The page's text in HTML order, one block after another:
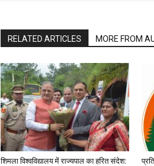
RELATED ARTICLES MORE FROM
शिमला विश्वविद्यालय में राज्यपाल का हरित संदेश: